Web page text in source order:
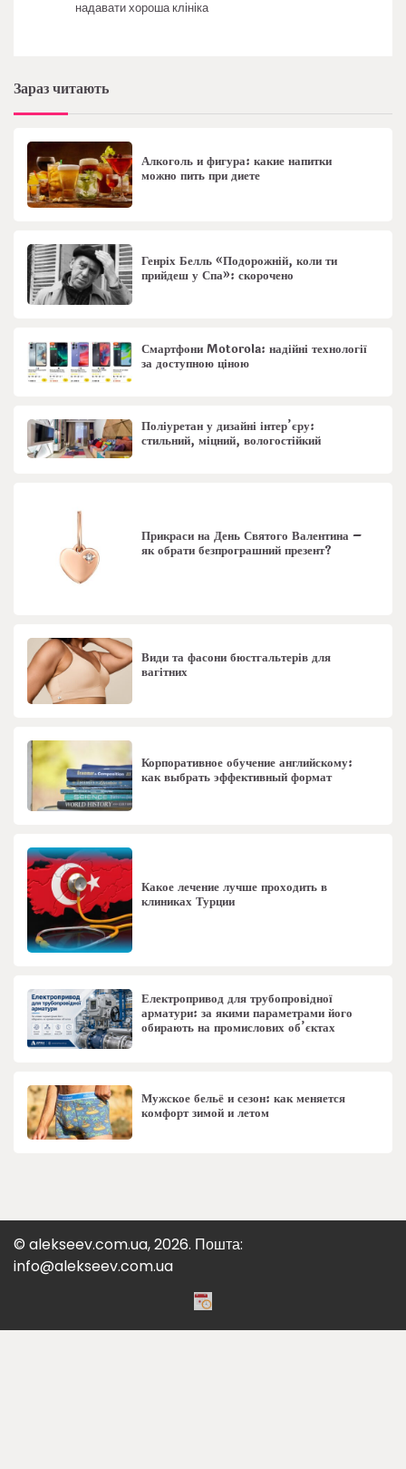
надавати хороша клініка
Зараз читають
Алкоголь и фигура: какие напитки
можно пить при диете
Генріх Белль «Подорожній, коли ти
прийдеш у Спа»: скорочено
Смартфони Motorola: надійні технології
за доступною ціною
Поліуретан у дизайні інтер’єру:
стильний, міцний, вологостійкий
Прикраси на День Святого Валентина –
як обрати безпрограшний презент?
Види та фасони бюстгальтерів для
вагітних
Корпоративное обучение английскому:
как выбрать эффективный формат
Какое лечение лучше проходить в
клиниках Турции
Електропривод для трубопровідної
арматури: за якими параметрами його
обирають на промислових об’єктах
Мужское бельё и сезон: как меняется
комфорт зимой и летом
© alekseev.com.ua, 2026. Пошта:
info@alekseev.com.ua